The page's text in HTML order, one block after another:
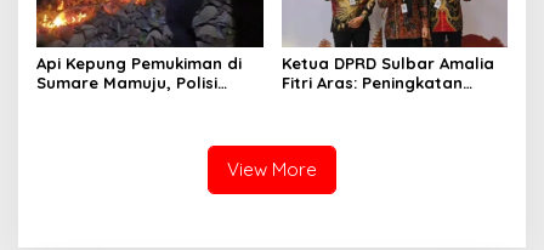
Api Kepung Pemukiman di
Sumare Mamuju, Polisi
Ketua DPRD Sulbar Amalia
Fitri Aras: Peningkatan
View More